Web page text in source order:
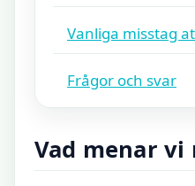
Vanliga misstag
Frågor och svar
Vad menar